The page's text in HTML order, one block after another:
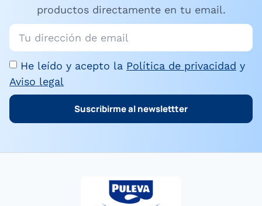
productos directamente en tu email.
He leído y acepto la Política de privacidad y
Aviso legal
Suscribirme al newslettter